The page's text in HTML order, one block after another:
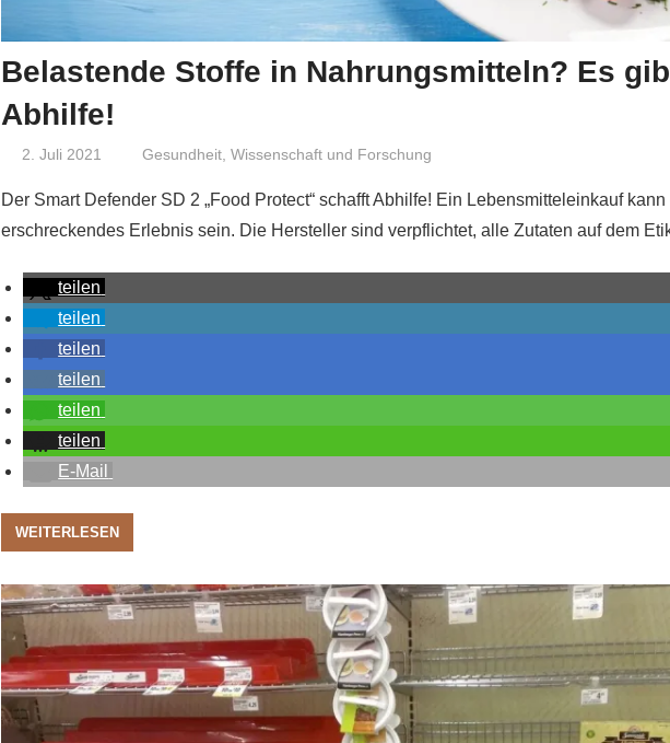
Belastende Stoffe in Nahrungsmitteln? Es
Abhilfe!
2. Juli 2021 Niki Vogt
Gesundheit, Wissenschaft und Forschung
Der Smart Defender SD 2 „Food Protect“ schafft Abhilfe! Ein Lebensmitteleinkauf kann
erschreckendes Erlebnis sein. Die Hersteller sind verpflichtet, alle Zutaten auf dem
teilen
teilen
teilen
teilen
teilen
teilen
E-Mail
WEITERLESEN